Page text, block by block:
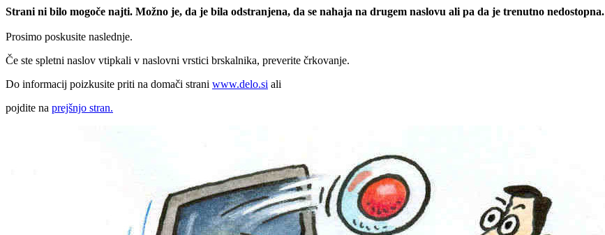
Strani ni bilo mogoče najti. Možno je, da je bila odstranjena, da se nahaja na drugem naslovu ali pa da je trenutno nedostopna.
Prosimo poskusite naslednje.
Če ste spletni naslov vtipkali v naslovni vrstici brskalnika, preverite črkovanje.
Do informacij poizkusite priti na domači strani www.delo.si ali
pojdite na prejšnjo stran.